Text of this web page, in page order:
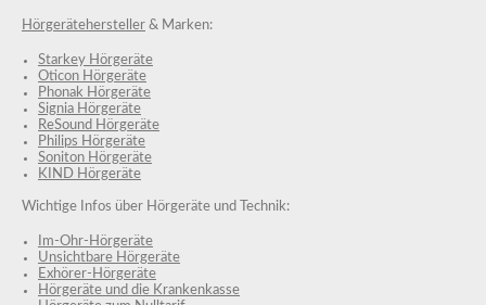
Hörgerätehersteller & Marken:
Starkey Hörgeräte
Oticon Hörgeräte
Phonak Hörgeräte
Signia Hörgeräte
ReSound Hörgeräte
Philips Hörgeräte
Soniton Hörgeräte
KIND Hörgeräte
Wichtige Infos über Hörgeräte und Technik:
Im-Ohr-Hörgeräte
Unsichtbare Hörgeräte
Exhörer-Hörgeräte
Hörgeräte und die Krankenkasse